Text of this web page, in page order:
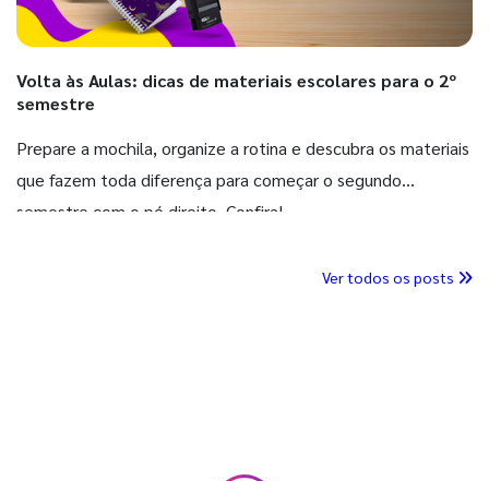
Volta às Aulas: dicas de materiais escolares para o 2º
semestre
Prepare a mochila, organize a rotina e descubra os materiais
que fazem toda diferença para começar o segundo
semestre com o pé direito. Confira!
Ver todos os posts